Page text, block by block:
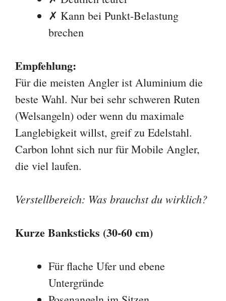
Langlebigkeit willst, greif zu Edelstahl.
Carbon lohnt sich nur für Mobile Angler,
Verstellbereich: Was brauchst du wirklich?
Kurze Banksticks (30-60 cm)
Für flache Ufer und ebene
Untergründe
Leichtes Feederangeln
Standard-Banksticks (30-120 cm)
Der Allrounder für 90% aller
Situationen
Anpassbar an unterschiedliche